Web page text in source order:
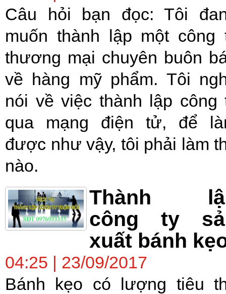
Câu hỏi bạn đọc: Tôi
muốn thành lập một công
thương mại chuyên buôn
về hàng mỹ phẩm. Tôi
nói về việc thành lập công
qua mạng điện tử, để
được như vậy, tôi phải làm
nào.
Thành
công ty
xuất bánh
04:25 | 23/09/2017
Bánh kẹo có lượng tiêu